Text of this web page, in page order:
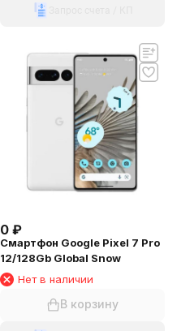
0 ₽
Смартфон Google Pixel 7 Pro
12/128Gb Global Snow
Нет в наличии
В корзину